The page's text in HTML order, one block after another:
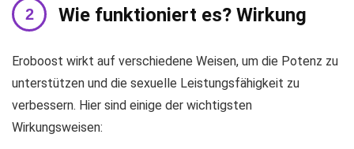
Wie funktioniert es? Wirkung
Eroboost wirkt auf verschiedene Weisen, um die Potenz zu
unterstützen und die sexuelle Leistungsfähigkeit zu
verbessern. Hier sind einige der wichtigsten
Wirkungsweisen: